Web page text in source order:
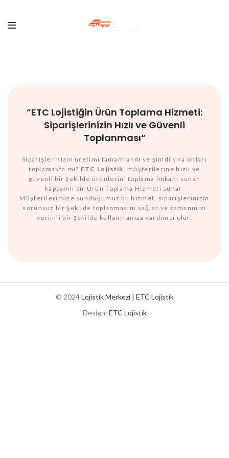
“ETC Lojistiğin Ürün Toplama Hizmeti:
Siparişlerinizin Hızlı ve Güvenli
Toplanması“
Siparişlerinizin üretimi tamamlandı ve şimdi sıra onları
toplamakta mı? ETC Lojistik , müşterilerine hızlı ve
güvenli bir şekilde ürünlerini toplama imkanı sunan
kapsamlı bir Ürün Toplama Hizmeti sunar.
Müşterilerimize sunduğumuz bu hizmet, siparişlerinizin
sorunsuz bir şekilde toplanmasını sağlar ve zamanınızı
verimli bir şekilde kullanmanıza yardımcı olur.
© 2024Lojistik Merkezi | ETC Lojistik
Design: ETC Lojistik